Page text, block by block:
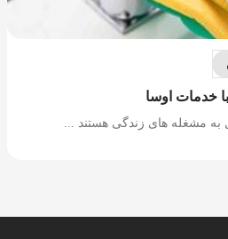
خدمات اوسا
مشغله های زندگی هستند ...